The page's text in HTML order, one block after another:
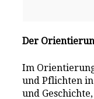
Der
Im
und Pflichten
und